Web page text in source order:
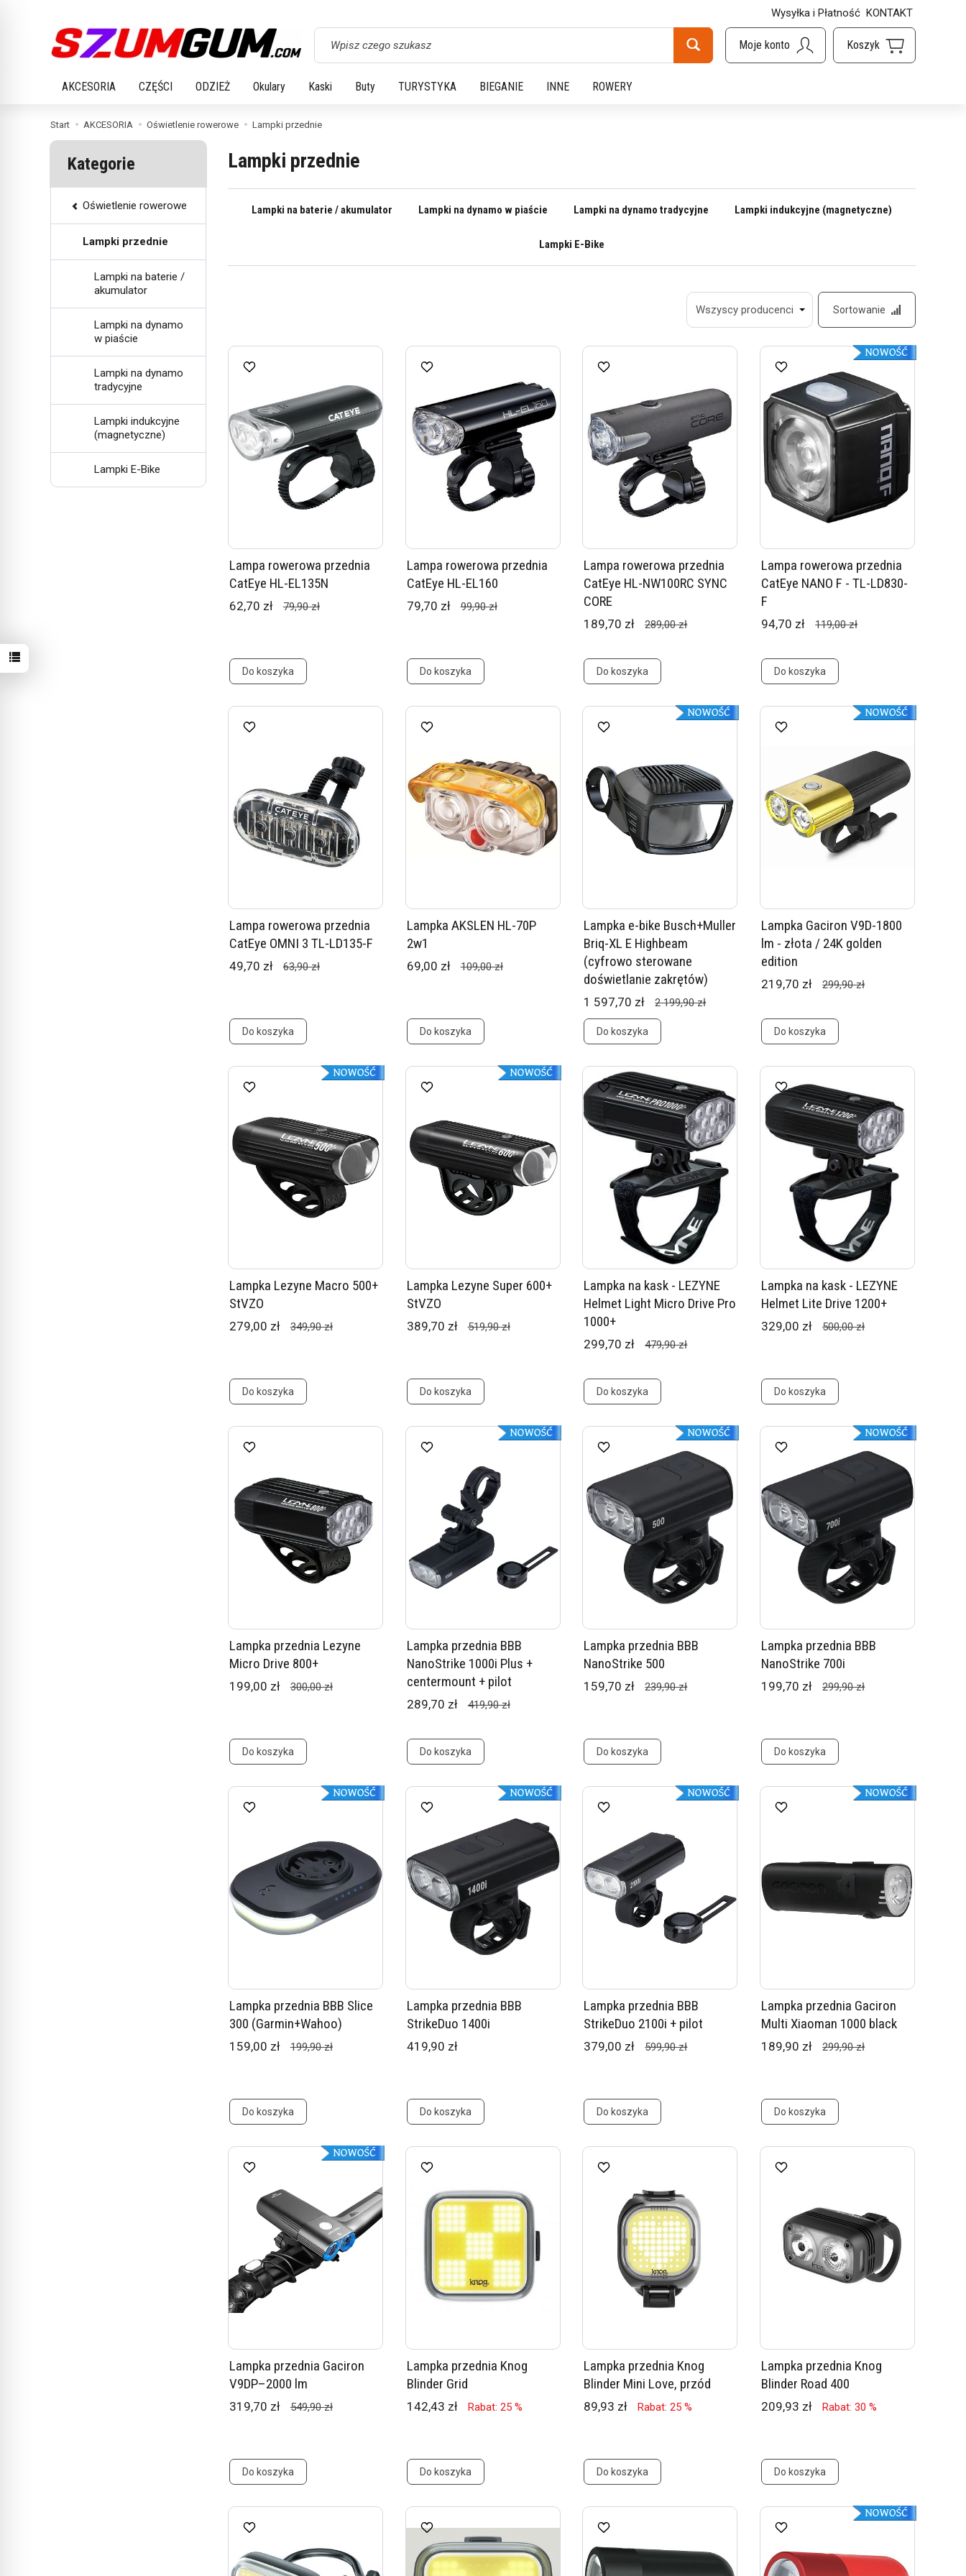
Wysyłka i Płatność KONTAKT
Wyszukaj
AKCESORIA CZĘŚCI ODZIEŻ Okulary Kaski Buty TURYSTYKA BIEGANIE INNE ROWERY
Start AKCESORIA Oświetlenie rowerowe Lampki przednie
Lampki przednie
Lampki na baterie / akumulator Lampki na dynamo w piaście Lampki na dynamo tradycyjne Lampki indukcyjne (magnetyczne)
Lampki E-Bike
Sortowanie
Lampa rowerowa przednia
CatEye HL-EL135N
62,70 zł 79,90 zł
Do koszyka
Lampa rowerowa przednia
CatEye HL-EL160
79,70 zł 99,90 zł
Do koszyka
Lampa rowerowa przednia
CatEye HL-NW100RC SYNC
CORE
189,70 zł 289,00 zł
Do koszyka
Lampa rowerowa przednia
CatEye NANO F - TL-LD830-
F
94,70 zł 119,00 zł
Do koszyka
Lampa rowerowa przednia
CatEye OMNI 3 TL-LD135-F
49,70 zł 63,90 zł
Do koszyka
Lampka AKSLEN HL-70P
2w1
69,00 zł 109,00 zł
Do koszyka
Lampka e-bike Busch+Muller
Briq-XL E Highbeam
(cyfrowo sterowane
doświetlanie zakrętów)
1 597,70 zł 2 199,90 zł
Do koszyka
Lampka Gaciron V9D-1800
lm - złota / 24K golden
edition
219,70 zł 299,90 zł
Do koszyka
Lampka Lezyne Macro 500+
StVZO
279,00 zł 349,90 zł
Do koszyka
Lampka Lezyne Super 600+
StVZO
389,70 zł 519,90 zł
Do koszyka
Lampka na kask - LEZYNE
Helmet Light Micro Drive Pro
1000+
299,70 zł 479,90 zł
Do koszyka
Lampka na kask - LEZYNE
Helmet Lite Drive 1200+
329,00 zł 500,00 zł
Do koszyka
Lampka przednia Lezyne
Micro Drive 800+
199,00 zł 300,00 zł
Do koszyka
Lampka przednia BBB
NanoStrike 1000i Plus +
centermount + pilot
289,70 zł 419,90 zł
Do koszyka
Lampka przednia BBB
NanoStrike 500
159,70 zł 239,90 zł
Do koszyka
Lampka przednia BBB
NanoStrike 700i
199,70 zł 299,90 zł
Do koszyka
Lampka przednia BBB Slice
300 (Garmin+Wahoo)
159,00 zł 199,90 zł
Do koszyka
Lampka przednia BBB
StrikeDuo 1400i
419,90 zł
Do koszyka
Lampka przednia BBB
StrikeDuo 2100i + pilot
379,00 zł 599,90 zł
Do koszyka
Lampka przednia Gaciron
Multi Xiaoman 1000 black
189,90 zł 299,90 zł
Do koszyka
Lampka przednia Gaciron
V9DP–2000 lm
319,70 zł 549,90 zł
Do koszyka
Lampka przednia Knog
Blinder Grid
142,43 zł Rabat: 25 %
Do koszyka
Lampka przednia Knog
Blinder Mini Love, przód
89,93 zł Rabat: 25 %
Do koszyka
Lampka przednia Knog
Blinder Road 400
209,93 zł Rabat: 30 %
Do koszyka
Kategorie
Oświetlenie rowerowe
Lampki przednie
Lampki na baterie /
akumulator
Lampki na dynamo
w piaście
Lampki na dynamo
tradycyjne
Lampki indukcyjne
(magnetyczne)
Lampki E-Bike